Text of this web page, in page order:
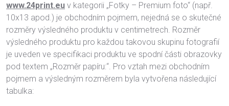
www.24print.eu v kategorii „Fotky – Premium foto“ (např.
10x13 apod.) je obchodním pojmem, nejedná se o skutečné
rozměry výsledného produktu v centimetrech. Rozměr
výsledného produktu pro každou takovou skupinu fotografií
je uveden ve specifikaci produktu ve spodní části obrazovky
pod textem „Rozměr papíru:“. Pro vztah mezi obchodním
pojmem a výsledným rozměrem byla vytvořena následující
tabulka: